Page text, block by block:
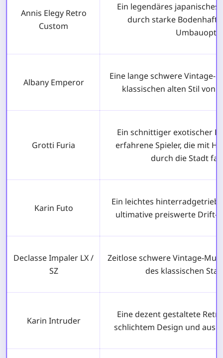
Annis Elegy Retro
Custom
Ein legendäres
durch starke
Albany Emperor
Eine lange schwere Vintage-
klassischen alten Stil von
Grotti Furia
Ein schnittiger exotischer
erfahrene Spieler, die mit
durch die Stadt
Karin Futo
Ein leichtes
ultimative preiswerte Drift-
Declasse Impaler LX /
SZ
Zeitlose schwere Vintage-
des klassischen
Karin Intruder
Eine dezent gestaltete
schlichtem Design und